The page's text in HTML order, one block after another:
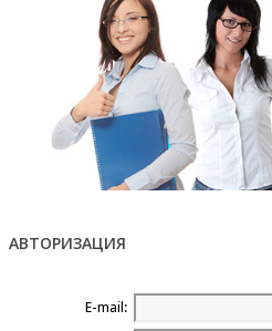
АВТОРИЗАЦИЯ
E-mail: